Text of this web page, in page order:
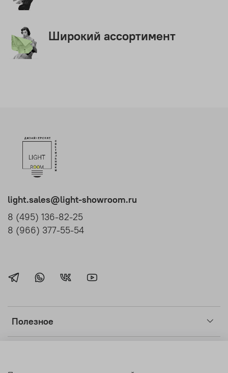
Широкий ассортимент
Полезное
light.sales@light-showroom.ru
8 (495) 136-82-25
8 (966) 377-55-54